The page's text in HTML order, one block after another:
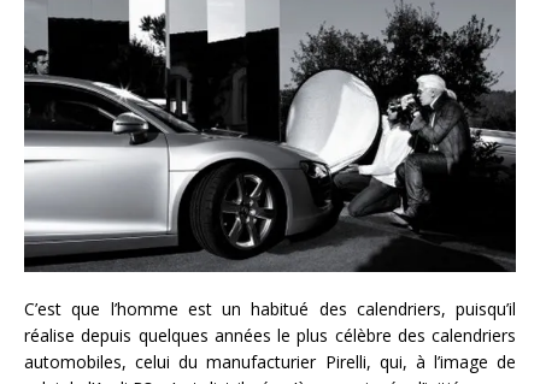
C’est que l’homme est un habitué des calendriers, puisqu’il
réalise depuis quelques années le plus célèbre des calendriers
automobiles, celui du manufacturier Pirelli, qui, à l’image de